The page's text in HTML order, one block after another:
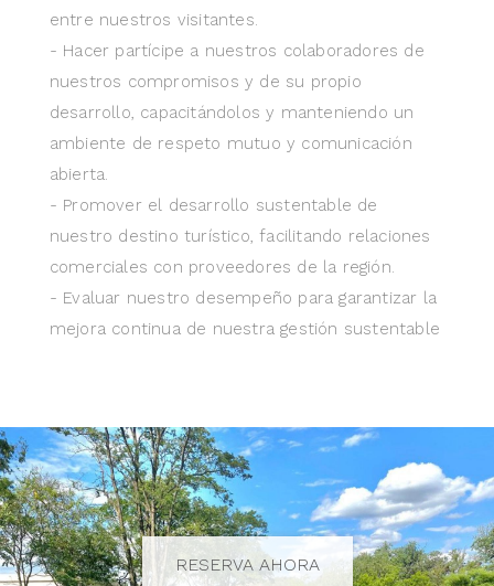
entre nuestros visitantes.
- Hacer partícipe a nuestros colaboradores de
nuestros compromisos y de su propio
desarrollo, capacitándolos y manteniendo un
ambiente de respeto mutuo y comunicación
abierta.
- Promover el desarrollo sustentable de
nuestro destino turístico, facilitando relaciones
comerciales con proveedores de la región.
- Evaluar nuestro desempeño para garantizar la
mejora continua de nuestra gestión sustentable
RESERVA AHORA